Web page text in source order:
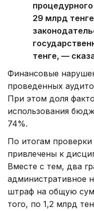
29 млрд
тенге, —
Финансовые
проведенных
При этом доля
использования
74%.
По итогам
привлечены к
Вместе с тем, два
административное
штраф на общую
того, по 1,2 млрд